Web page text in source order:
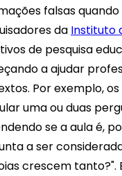
falsas
da Instituto
de pesquisa
a ajudar
Por exemplo,
uma ou duas
se a aula é,
a ser
crescem tanto?".